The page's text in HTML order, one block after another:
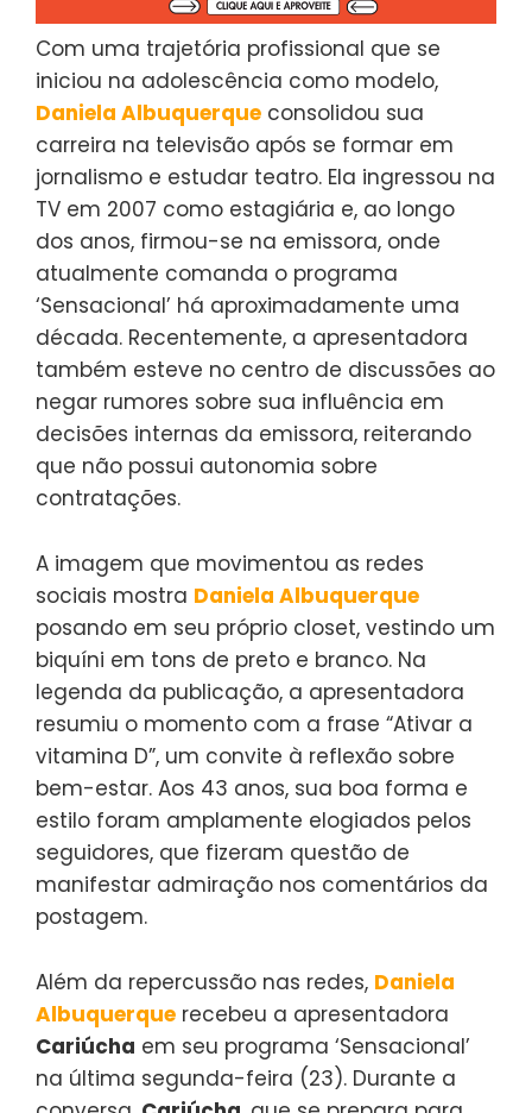
Com uma trajetória profissional que se
iniciou na adolescência como modelo,
Daniela Albuquerque consolidou sua
carreira na televisão após se formar em
jornalismo e estudar teatro. Ela ingressou na
TV em 2007 como estagiária e, ao longo
dos anos, firmou-se na emissora, onde
atualmente comanda o programa
‘Sensacional’ há aproximadamente uma
década. Recentemente, a apresentadora
também esteve no centro de discussões ao
negar rumores sobre sua influência em
decisões internas da emissora, reiterando
que não possui autonomia sobre
contratações.
A imagem que movimentou as redes
sociais mostra Daniela Albuquerque
posando em seu próprio closet, vestindo um
biquíni em tons de preto e branco. Na
legenda da publicação, a apresentadora
resumiu o momento com a frase “Ativar a
vitamina D”, um convite à reflexão sobre
bem-estar. Aos 43 anos, sua boa forma e
estilo foram amplamente elogiados pelos
seguidores, que fizeram questão de
manifestar admiração nos comentários da
postagem.
Além da repercussão nas redes, Daniela
Albuquerque recebeu a apresentadora
Cariúcha em seu programa ‘Sensacional’
na última segunda-feira (23). Durante a